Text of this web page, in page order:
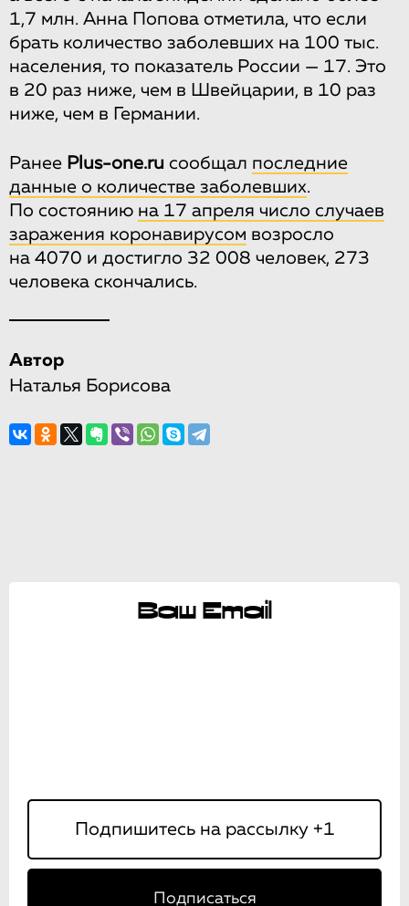
1,7 млн. Анна Попова отметила, что если
брать количество заболевших на 100 тыс.
населения, то показатель России — 17. Это
в 20 раз ниже, чем в Швейцарии, в 10 раз
ниже, чем в Германии.
Ранее Plus-one.ru сообщал последние
данные о количестве заболевших.
По состоянию на 17 апреля число случаев
заражения коронавирусом возросло
на 4070 и достигло 32 008 человек, 273
человека скончались.
Автор
Наталья Борисова
Ваш Email
Подписаться